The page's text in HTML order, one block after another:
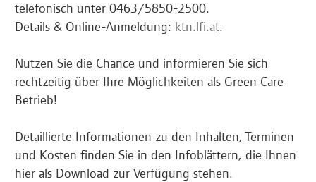
telefonisch unter 0463/5850-2500.
Details & Online-Anmeldung: ktn.lfi.at.
Nutzen Sie die Chance und informieren Sie sich
rechtzeitig über Ihre Möglichkeiten als Green Care
Betrieb!
Detaillierte Informationen zu den Inhalten, Terminen
und Kosten finden Sie in den Infoblättern, die Ihnen
hier als Download zur Verfügung stehen.